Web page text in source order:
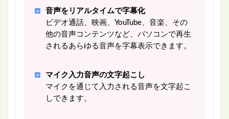
音声をリアルタイムで字幕化
ビデオ通話、映画、YouTube、音楽、その
他の音声コンテンツなど、パソコンで再生
されるあらゆる音声を字幕表示できます。
マイク入力音声の文字起こし
マイクを通じて入力される音声を文字起こ
しできます。